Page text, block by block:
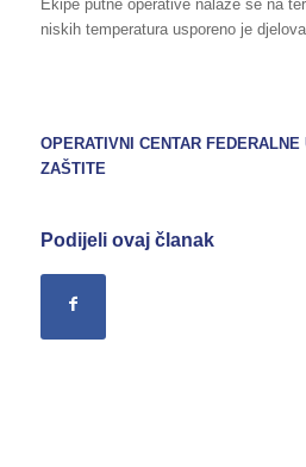
Ekipe putne operative nalaze se na
niskih temperatura usporeno je
OPERATIVNI CENTAR FEDERALNE
ZAŠTITE
Podijeli ovaj članak